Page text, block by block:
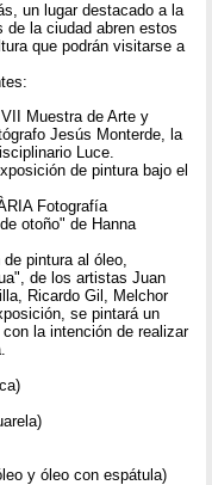
un lugar destacado a la
la ciudad abren estos
que podrán visitarse a
Muestra de Arte y
Jesús Monterde, la
Luce.
de pintura bajo el
Fotografía
otoño" de Hanna
pintura al óleo,
de los artistas Juan
Ricardo Gil, Melchor
se pintará un
la intención de realizar
y óleo con espátula)